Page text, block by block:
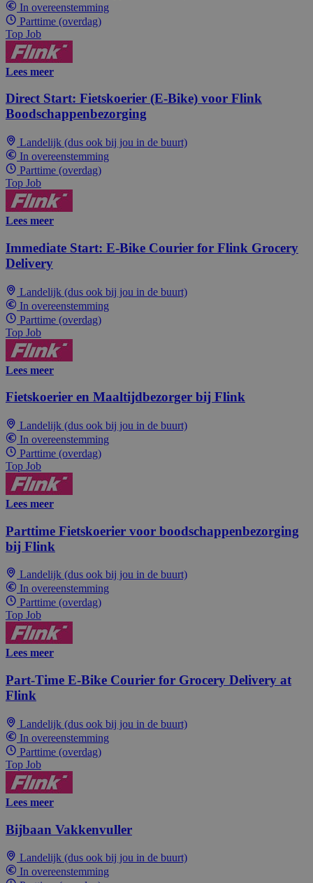
In overeenstemming
Parttime (overdag)
Top Job
Lees meer
Direct Start: Fietskoerier (E-Bike) voor Flink
Boodschappenbezorging
Landelijk (dus ook bij jou in de buurt)
In overeenstemming
Parttime (overdag)
Top Job
Lees meer
Immediate Start: E-Bike Courier for Flink Grocery
Delivery
Landelijk (dus ook bij jou in de buurt)
In overeenstemming
Parttime (overdag)
Top Job
Lees meer
Fietskoerier en Maaltijdbezorger bij Flink
Landelijk (dus ook bij jou in de buurt)
In overeenstemming
Parttime (overdag)
Top Job
Lees meer
Parttime Fietskoerier voor boodschappenbezorging
bij Flink
Landelijk (dus ook bij jou in de buurt)
In overeenstemming
Parttime (overdag)
Top Job
Lees meer
Part-Time E-Bike Courier for Grocery Delivery at
Flink
Landelijk (dus ook bij jou in de buurt)
In overeenstemming
Parttime (overdag)
Top Job
Lees meer
Bijbaan Vakkenvuller
Landelijk (dus ook bij jou in de buurt)
In overeenstemming